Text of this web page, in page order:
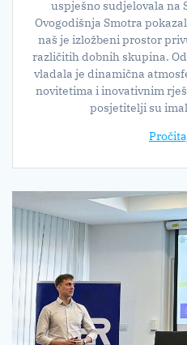
uspješno sudjelovala na
Ovogodišnja Smotra
naš je izložbeni prostor
različitih dobnih skupina.
vladala je dinamična
novitetima i inovativnim
posjetitelji su